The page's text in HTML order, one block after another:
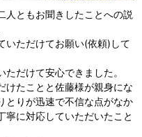
人ともお聞きしたことへの説
いただけてお願い(依頼)して
だけて安心できました。
けたことと佐藤様が親身にな
とりが迅速で不信な点がなか
寧に対応していただいたこと